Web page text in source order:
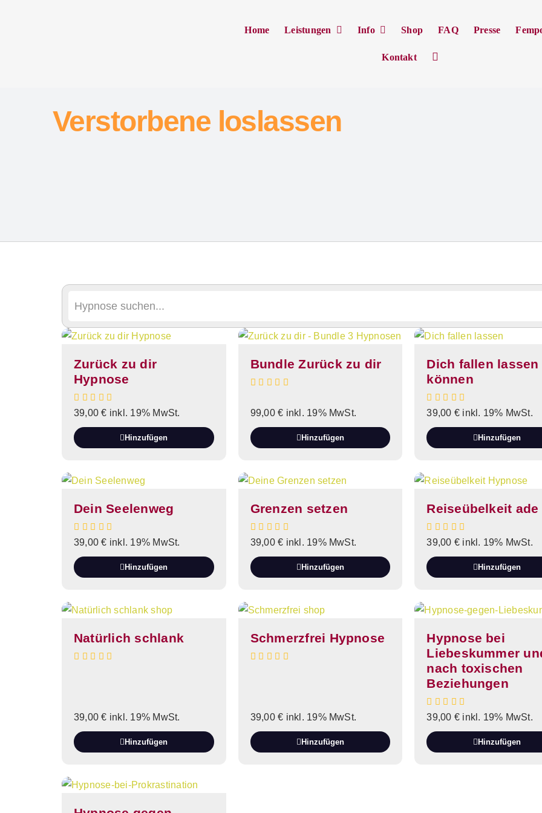
Home Leistungen Info Shop FAQ Presse
Kontakt
Verstorbene loslassen
Zurück zu dir
Hypnose
39,00€ inkl. 19% MwSt.
Hinzufügen
Bundle Zurück zu dir
99,00€ inkl. 19% MwSt.
Hinzufügen
Dich fallen lassen
können
39,00 € inkl. 19% MwSt.
Hinzufügen
Dein Seelenweg
39,00€ inkl. 19% MwSt.
Hinzufügen
Grenzen setzen
39,00€ inkl. 19% MwSt.
Hinzufügen
Reiseübelkeit ade
39,00 € inkl. 19% MwSt.
Hinzufügen
Natürlich schlank
39,00€ inkl. 19% MwSt.
Hinzufügen
Schmerzfrei Hypnose
39,00€ inkl. 19% MwSt.
Hinzufügen
Hypnose bei
Liebeskummer
nach toxischen
Beziehungen
39,00 € inkl. 19% MwSt.
Hinzufügen